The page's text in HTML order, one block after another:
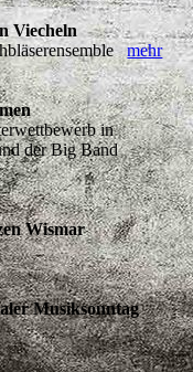
Viecheln
mehr
in
der Big Band
Wismar
Musiksonntag